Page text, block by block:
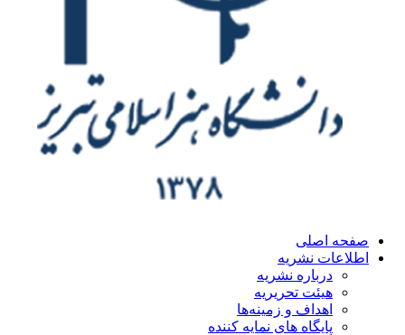
اصلی
نشریه
درباره نشریه
هیئت تحریریه
اهداف و زمینه‌ها
پایگاه های نمایه کننده